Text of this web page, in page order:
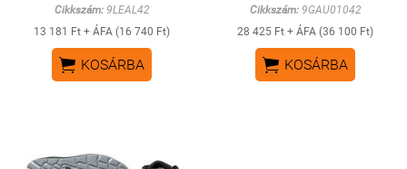
Cikkszám:9LEAL42
13 181 Ft + ÁFA (16 740 Ft)
 KOSÁRBA
Cikkszám:9GAU01042
28 425 Ft + ÁFA (36 100 Ft)
 KOSÁRBA